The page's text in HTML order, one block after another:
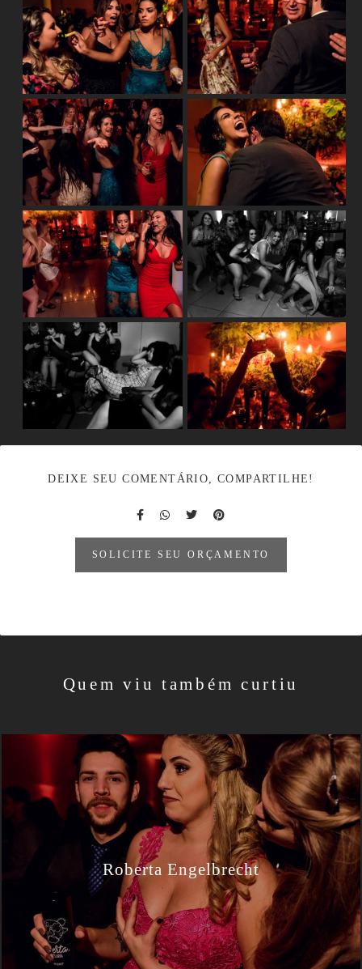
DEIXE SEU COMENTÁRIO, COMPARTILHE!
SOLICITE SEU ORÇAMENTO
Quem viu também curtiu
Roberta Engelbrecht